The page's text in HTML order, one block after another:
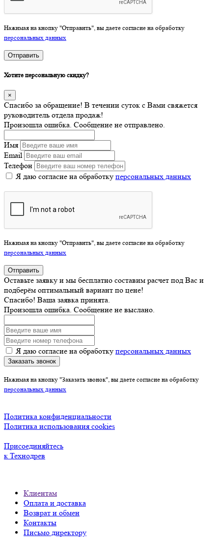
Нажимая на кнопку "Отправить", вы даете согласие на обработку
персональных данных
Отправить
Хотите персональную скидку?
×
Спасибо за обращение! В течении суток с Вами свяжется
руководитель отдела продаж!
Произошла ошибка. Сообщение не отправлено.
Имя
Email
Телефон
Я даю согласие на обработку персональных данных
Нажимая на кнопку "Отправить", вы даете согласие на обработку
персональных данных
Отправить
Оставьте заявку и мы бесплатно составим расчет под Вас и
подберём оптимальный вариант по цене!
Спасибо! Ваша заявка принята.
Произошла ошибка. Сообщение не выслано.
Я даю согласие на обработку персональных данных
Заказать звонок
Нажимая на кнопку "Заказать звонок", вы даете согласие на обработку
персональных данных
Политика конфиденциальности
Политика использования cookies
Присоединяйтесь
к Технодрев
Клиентам
Оплата и доставка
Возврат и обмен
Контакты
Письмо директору